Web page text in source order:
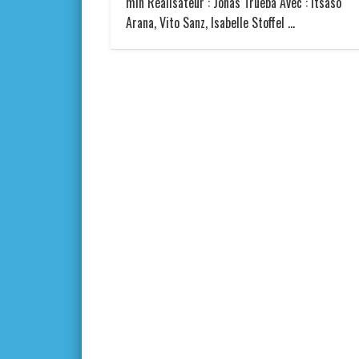
Arana, Vito Sanz, Isabelle Stoffel …